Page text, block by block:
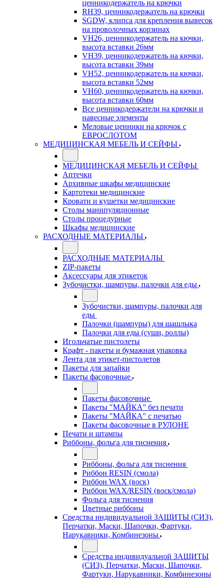
ценникодержатель на крючки
RH39, ценникодержатель на крючки
SGDW, клипса для крепления вывесок
на проволочных корзинах
VH26, ценникодержатель на кючки,
высота вставки 26мм
VH39, ценникодержатель на кючки,
высота вставки 39мм
VH52, ценникодержатель на кючки,
высота вставки 52мм
VH60, ценникодержатель на кючки,
высота вставки 60мм
Все ценникодержатели на крючки и
навесные элементы
Меловые ценники на крючок с
ЕВРОСЛОТОМ
МЕДИЦИНСКАЯ МЕБЕЛЬ И СЕЙФЫ
МЕДИЦИНСКАЯ МЕБЕЛЬ И СЕЙФЫ
Аптечки
Архивные шкафы медицинские
Картотеки медицинские
Кровати и кушетки медицинские
Столы манипуляционные
Столы процедурные
Шкафы медицинские
РАСХОДНЫЕ МАТЕРИАЛЫ
РАСХОДНЫЕ МАТЕРИАЛЫ
ZIP-пакеты
Аксессуары для этикеток
Зубочистки, шампуры, палочки для еды
Зубочистки, шампуры, палочки для
еды
Палочки (шампуры) для шашлыка
Палочки для еды (суши, роллы)
Игольчатые пистолеты
Крафт - пакеты и бумажная упаковка
Лента для этикет-пистолетов
Пакеты для запайки
Пакеты фасовочные
Пакеты фасовочные
Пакеты "МАЙКА" без печати
Пакеты "МАЙКА" с печатью
Пакеты фасовочные в РУЛОНЕ
Печати и штампы
Риббоны, фольга для тиснения
Риббоны, фольга для тиснения
Риббон RESIN (смола)
Риббон WAX (воск)
Риббон WAX/RESIN (воск/смола)
Фольга для тиснения
Цветные риббоны
Средства индивидуальной ЗАЩИТЫ (СИЗ),
Перчатки, Маски, Шапочки, Фартуки,
Нарукавники, Комбинезоны
Средства индивидуальной ЗАЩИТЫ
(СИЗ), Перчатки, Маски, Шапочки,
Фартуки, Нарукавники, Комбинезоны